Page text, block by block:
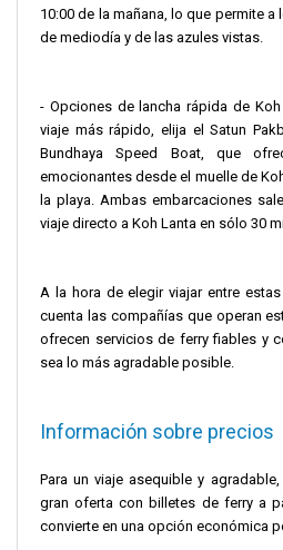
10:00 de la mañana, lo que permite
de mediodía y de las azules vistas.
- Opciones de lancha rápida de
viaje más rápido, elija el Satun
Bundhaya Speed Boat, que
emocionantes desde el muelle de
la playa. Ambas embarcaciones
viaje directo a Koh Lanta en sólo 30
A la hora de elegir viajar entre
cuenta las compañías que operan
ofrecen servicios de ferry fiables y
sea lo más agradable posible.
Información sobre precios
Para un viaje asequible y
gran oferta con billetes de ferry a
convierte en una opción económica